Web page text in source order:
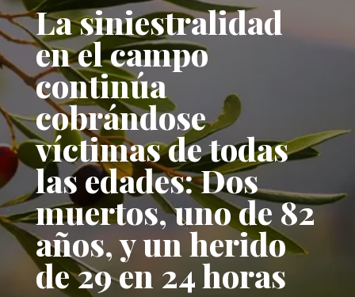
La siniestralidad
en el campo
continúa
cobrándose
víctimas de todas
las edades: Dos
muertos, uno de 82
años, y un herido
de 29 en 24 horas